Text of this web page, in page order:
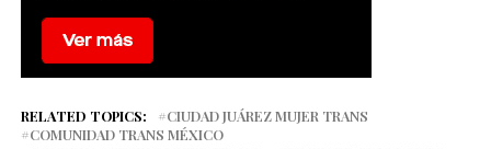
RELATED TOPICS:
CIUDAD JUÁREZ MUJER TRANS
COMUNIDAD TRANS MÉXICO